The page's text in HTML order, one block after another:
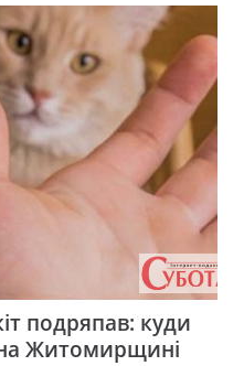
подряпав: куди
Житомирщині